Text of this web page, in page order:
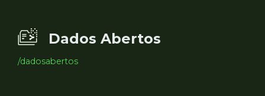
Dados Abertos
/dadosabertos